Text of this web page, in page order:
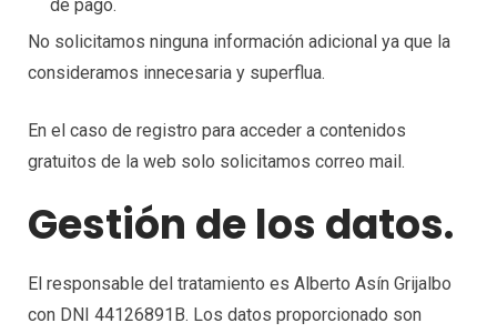
de pago.
No solicitamos ninguna información adicional ya que la
consideramos innecesaria y superflua.
En el caso de registro para acceder a contenidos
gratuitos de la web solo solicitamos correo mail.
Gestión de los datos.
El responsable del tratamiento es Alberto Asín Grijalbo
con DNI 44126891B. Los datos proporcionado son